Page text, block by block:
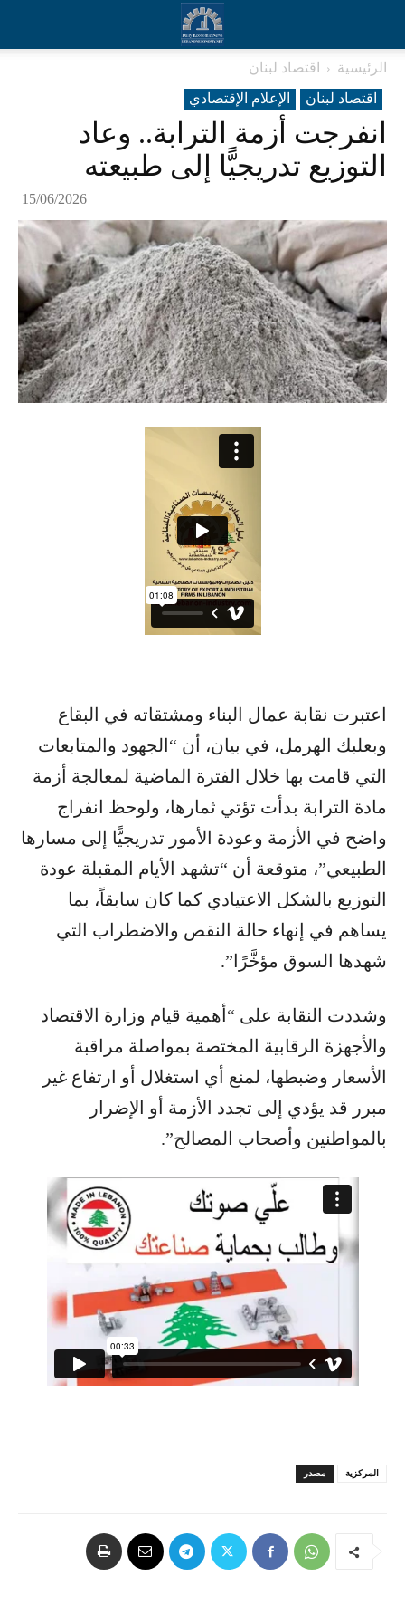
الرئيسية
اقتصاد لبنان
اقتصاد لبنان
الإعلام الإقتصادي
انفرجت أزمة الترابة.. وعاد
التوزيع تدريجيًّا إلى طبيعته
15/06/2026
اعتبرت نقابة عمال البناء ومشتقاته في البقاع
وبعلبك الهرمل، في بيان، أن “الجهود والمتابعات
التي قامت بها خلال الفترة الماضية لمعالجة أزمة
مادة الترابة بدأت تؤتي ثمارها، ولوحظ انفراج
واضح في الأزمة وعودة الأمور تدريجيًّا إلى مسارها
الطبيعي”، متوقعة أن “تشهد الأيام المقبلة عودة
التوزيع بالشكل الاعتيادي كما كان سابقاً، بما
يساهم في إنهاء حالة النقص والاضطراب التي
شهدها السوق مؤخَّرًا”.
وشددت النقابة على “أهمية قيام وزارة الاقتصاد
والأجهزة الرقابية المختصة بمواصلة مراقبة
الأسعار وضبطها، لمنع أي استغلال أو ارتفاع غير
مبرر قد يؤدي إلى تجدد الأزمة أو الإضرار
بالمواطنين وأصحاب المصالح”.
مصدر المركزية